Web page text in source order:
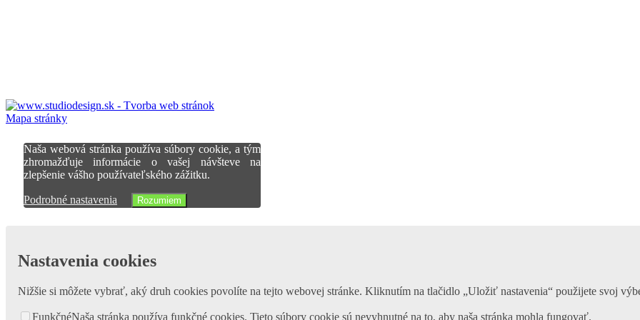
Mapa stránky
Naša webová stránka používa súbory cookie, a tým
zhromažďuje informácie o vašej návšteve na
zlepšenie vášho používateľského zážitku.
Podrobné nastavenia Rozumiem
Nastavenia cookies
Nižšie si môžete vybrať, aký druh cookies povolíte na tejto webovej stránke. Kliknutím na tlačidlo „Uložiť nastavenia“ použijete svoj
FunkčnéNaša stránka používa funkčné cookies. Tieto súbory cookie sú nevyhnutné na to, aby naša stránka mohla fungovať.